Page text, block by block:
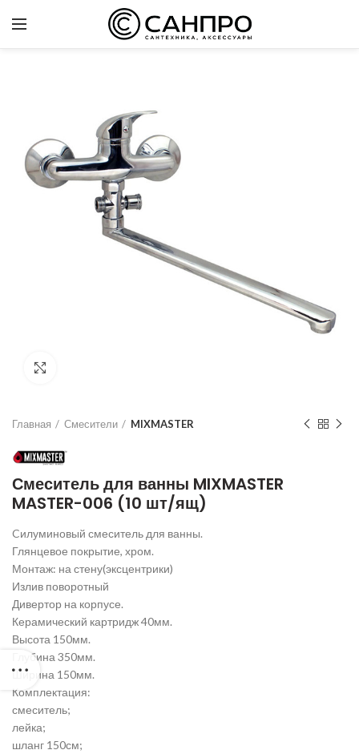
Главная Смесители MIXMASTER
Смеситель для ванны MIXMASTER
MASTER-006 (10 шт/ящ)
Cилуминовый смеситель для ванны.
Глянцевое покрытие, хром.
Монтаж: на стену(эксцентрики)
Излив поворотный
Дивертор на корпусе.
Керамический картридж 40мм.
Высота 150мм.
Глубина 350мм.
Ширина 150мм.
Комплектация:
смеситель;
лейка;
шланг 150см;